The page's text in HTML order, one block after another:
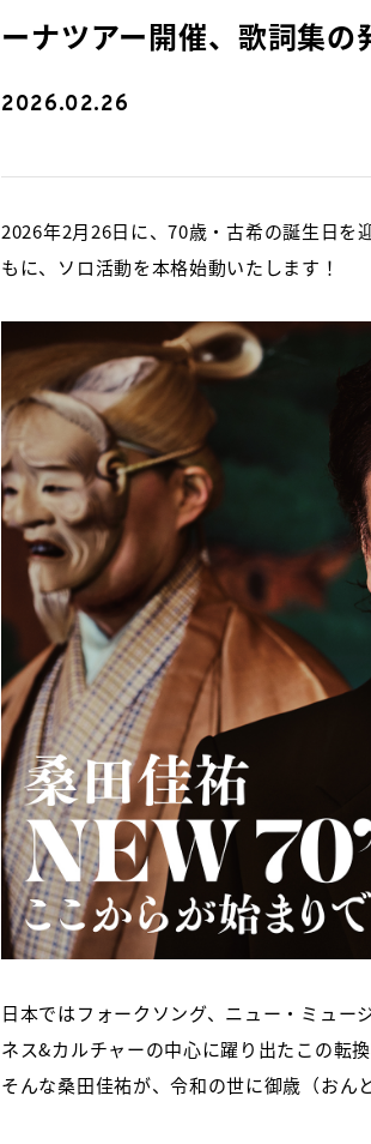
ーナツアー開催、歌詞集
2026.02.26
2026年2月26日に、70歳・古希の誕生日を
もに、ソロ活動を本格始動いたします！
日本ではフォークソング、ニュー・ミュー
ネス&カルチャーの中心に躍り出たこの転
そんな桑田佳祐が、令和の世に御歳（おん